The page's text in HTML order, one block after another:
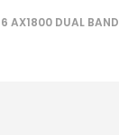
AX1800 DUAL BAND